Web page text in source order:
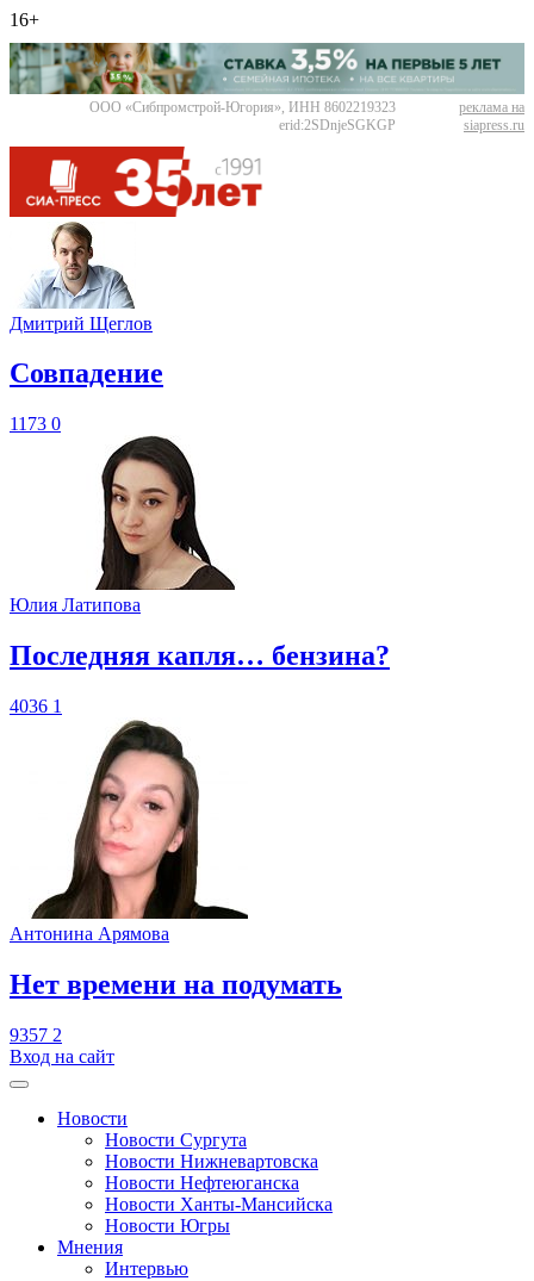
16+
ООО «Сибпромстрой-Югория», ИНН 8602219323
erid:2SDnjeSGKGP
реклама на
siapress.ru
Дмитрий Щеглов
​Совпадение
1173 0
Юлия Латипова
​Последняя капля… бензина?
4036 1
Антонина Арямова
​Нет времени на подумать
9357 2
Вход на сайт
Новости
Новости Сургута
Новости Нижневартовска
Новости Нефтеюганска
Новости Ханты-Мансийска
Новости Югры
Мнения
Интервью